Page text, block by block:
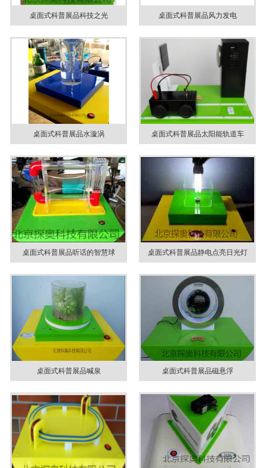
桌面式科普展品科技之光 桌面式科普展品风力发电
桌面式科普展品水漩涡 桌面式科普展品太阳能轨道车
桌面式科普展品听话的智慧球 桌面式科普展品静电点亮日光灯
桌面式科普展品喊泉 桌面式科普展品磁悬浮